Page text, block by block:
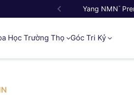
Yang NMN™
Học Trường Thọ Góc Tri Kỷ